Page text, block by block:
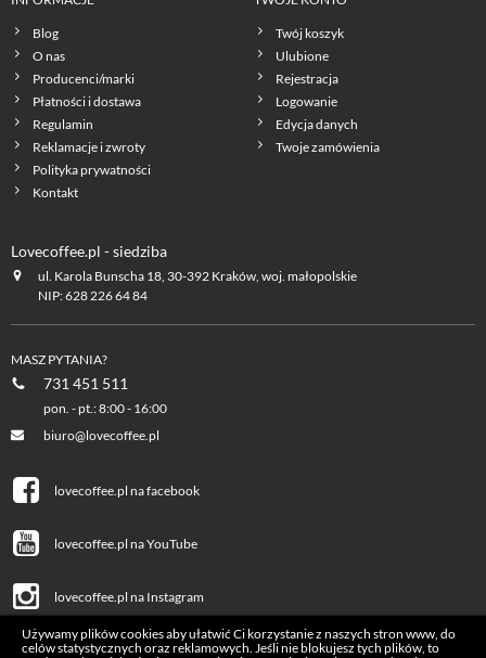
Blog
O nas
Producenci/marki
Płatności i dostawa
Regulamin
Reklamacje i zwroty
Polityka prywatności
Kontakt
Twój koszyk
Ulubione
Rejestracja
Logowanie
Edycja danych
Twoje zamówienia
Lovecoffee.pl - siedziba
ul. Karola Bunscha 18, 30-392 Kraków, woj. małopolskie
NIP: 628 226 64 84
MASZ PYTANIA?
731 451 511
pon. - pt.: 8:00 - 16:00
biuro@lovecoffee.pl
lovecoffee.pl na facebook
lovecoffee.pl na YouTube
lovecoffee.pl na Instagram
Używamy plików cookies aby ułatwić Ci korzystanie z naszych stron www, do
celów statystycznych oraz reklamowych. Jeśli nie blokujesz tych plików, to